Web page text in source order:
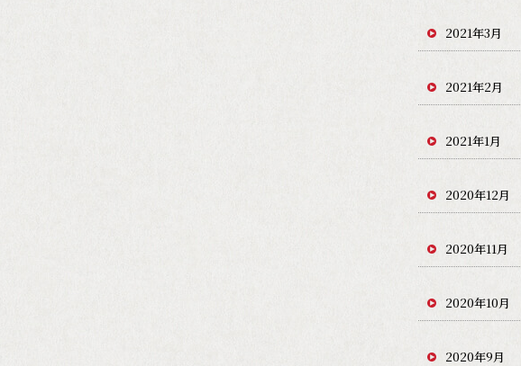
2021年3月
2021年2月
2021年1月
2020年12月
2020年11月
2020年10月
2020年9月